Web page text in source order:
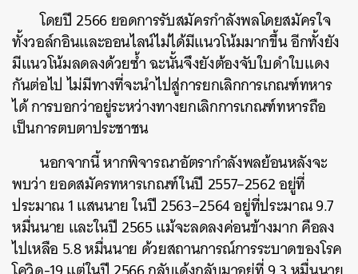
โดยปี 2566 ยอดการรับสมัครกำลังพลโดยสมัครใจ
ทั้งวอล์กอินและออนไลน์ไม่ได้มีแนวโน้มมากขึ้น อีกทั้งยัง
มีแนวโน้มลดลงด้วยซ้ำ ฉะนั้นจึงยังต้องจับใบดำใบแดง
กันต่อไป ไม่มีทางที่จะนำไปสู่การยกเลิกการเกณฑ์ทหาร
ได้ การบอกว่าอยู่ระหว่างทางยกเลิกการเกณฑ์ทหารถือ
เป็นการตบตาประชาชน
นอกจากนี้ หากพิจารณาอัตรากำลังพลย้อนหลังจะ
พบว่า ยอดสมัครทหารเกณฑ์ในปี 2557–2562 อยู่ที่
ประมาณ 1 แสนนาย ในปี 2563–2564 อยู่ที่ประมาณ 9.7
หมื่นนาย และในปี 2565 แม้จะลดลงค่อนข้างมาก คือลง
ไปเหลือ 5.8 หมื่นนาย ด้วยสถานการณ์การระบาดของโรค